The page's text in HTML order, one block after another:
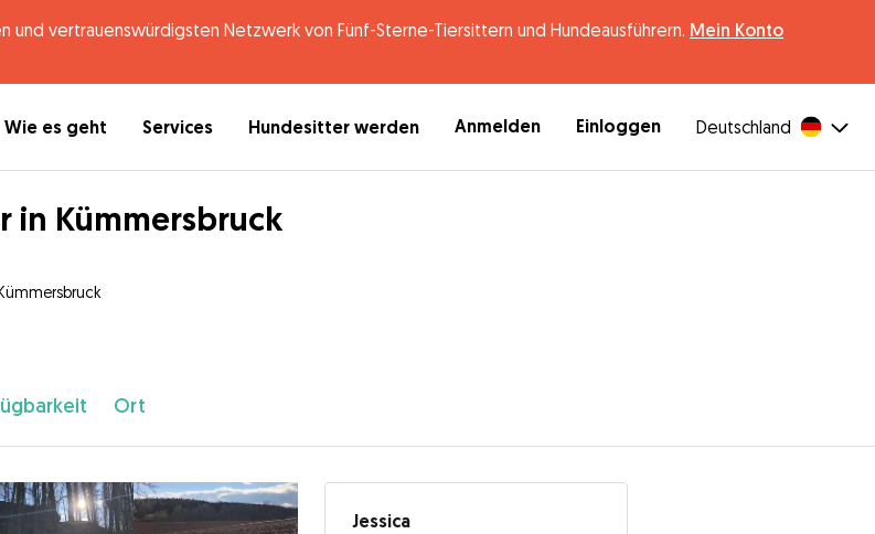
vertrauenswürdigsten Netzwerk von Fünf-Sterne-Tiersittern und Hundeausführern. Mein Konto
Wie es geht Services Hundesitter werden Anmelden Einloggen Deutschland
in Kümmersbruck
Ort
Jessica